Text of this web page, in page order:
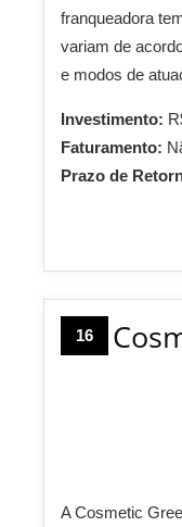
franqueadora
variam de
e modos de
Investimento:
Faturamento:
Prazo de
16
A Cosmetic